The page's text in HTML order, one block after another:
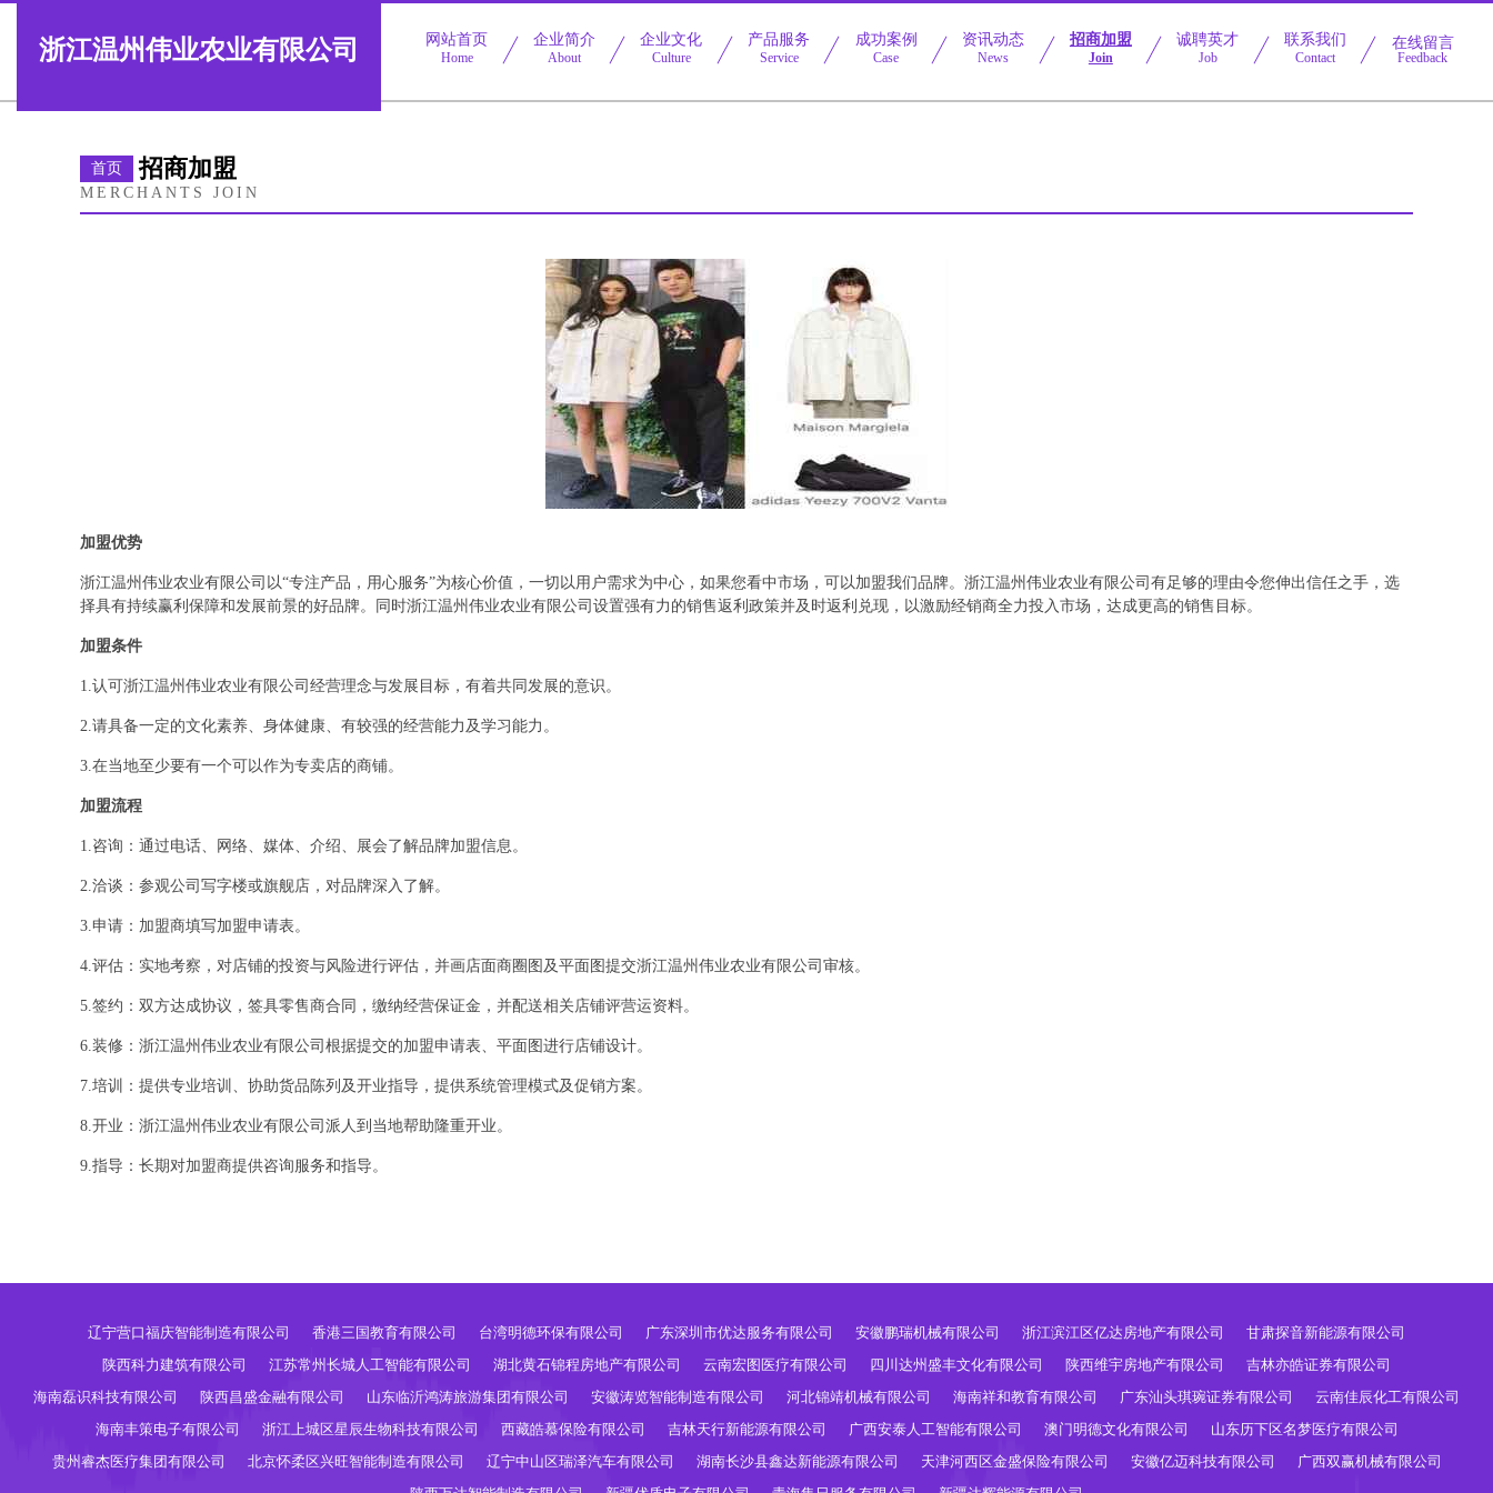
浙江温州伟业农业有限公司 网站首页
Home
企业简介
About
企业文化
Culture
产品服务
Service
成功案例
Case
资讯动态
News
招商加盟
Join
诚聘英才
Job
联系我们
Contact
在线留言
Feedback
首页 招商加盟
MERCHANTS JOIN
加盟优势
浙江温州伟业农业有限公司以“专注产品，用心服务”为核心价值，一切以用户需求为中心，如果您看中市场，可以加盟我们品牌。浙江温州伟业农业有限公司有足够的理由令您伸出信任之手，选
择具有持续赢利保障和发展前景的好品牌。同时浙江温州伟业农业有限公司设置强有力的销售返利政策并及时返利兑现，以激励经销商全力投入市场，达成更高的销售目标。
加盟条件
1.认可浙江温州伟业农业有限公司经营理念与发展目标，有着共同发展的意识。
2.请具备一定的文化素养、身体健康、有较强的经营能力及学习能力。
3.在当地至少要有一个可以作为专卖店的商铺。
加盟流程
1.咨询：通过电话、网络、媒体、介绍、展会了解品牌加盟信息。
2.洽谈：参观公司写字楼或旗舰店，对品牌深入了解。
3.申请：加盟商填写加盟申请表。
4.评估：实地考察，对店铺的投资与风险进行评估，并画店面商圈图及平面图提交浙江温州伟业农业有限公司审核。
5.签约：双方达成协议，签具零售商合同，缴纳经营保证金，并配送相关店铺评营运资料。
6.装修：浙江温州伟业农业有限公司根据提交的加盟申请表、平面图进行店铺设计。
7.培训：提供专业培训、协助货品陈列及开业指导，提供系统管理模式及促销方案。
8.开业：浙江温州伟业农业有限公司派人到当地帮助隆重开业。
9.指导：长期对加盟商提供咨询服务和指导。
辽宁营口福庆智能制造有限公司 香港三国教育有限公司 台湾明德环保有限公司 广东深圳市优达服务有限公司 安徽鹏瑞机械有限公司 浙江滨江区亿达房地产有限公司
甘肃探音新能源有限公司
陕西科力建筑有限公司
江苏常州长城人工智能有限公司 湖北黄石锦程房地产有限公司 云南宏图医疗有限公司 四川达州盛丰文化有限公司 陕西维宇房地产有限公司
吉林亦皓证券有限公司
海南磊识科技有限公司
陕西昌盛金融有限公司 山东临沂鸿涛旅游集团有限公司 安徽涛览智能制造有限公司 河北锦靖机械有限公司 海南祥和教育有限公司 广东汕头琪琬证券有限公司
云南佳辰化工有限公司
海南丰策电子有限公司
浙江上城区星辰生物科技有限公司 西藏皓慕保险有限公司 吉林天行新能源有限公司 广西安泰人工智能有限公司 澳门明德文化有限公司
山东历下区名梦医疗有限公司
贵州睿杰医疗集团有限公司
北京怀柔区兴旺智能制造有限公司 辽宁中山区瑞泽汽车有限公司 湖南长沙县鑫达新能源有限公司 天津河西区金盛保险有限公司 安徽亿迈科技有限公司
广西双赢机械有限公司